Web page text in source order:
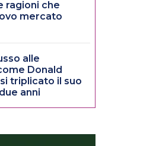
ragioni che
mercato
alle
Donald
triplicato il suo
anni